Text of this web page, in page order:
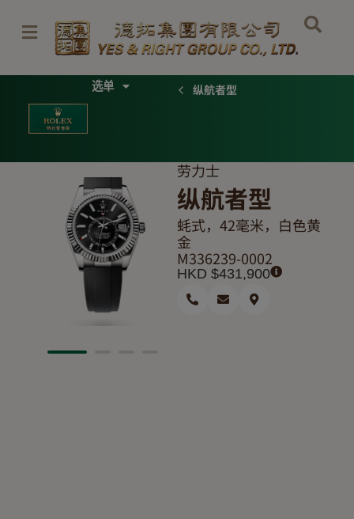
Menu 纵航者型
劳力士
纵航者型
蚝式，42毫米，白色黄
金
M336239-0002
HKD $431,900